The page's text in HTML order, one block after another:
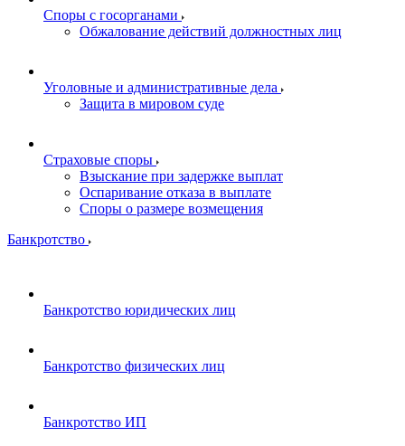
Споры с госорганами
Обжалование действий должностных лиц
Уголовные и административные дела
Защита в мировом суде
Страховые споры
Взыскание при задержке выплат
Оспаривание отказа в выплате
Споры о размере возмещения
Банкротство
Банкротство юридических лиц
Банкротство физических лиц
Банкротство ИП